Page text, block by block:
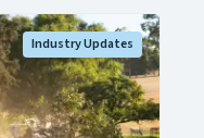
Industry Updates